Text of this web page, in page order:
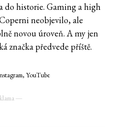
do historie. Gaming a high
neobjevilo, ale
novou úroveň. A my jen
značka předvede příště.
YouTube
―